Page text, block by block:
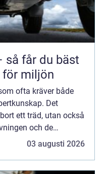
så får du bäst
miljön
ofta kräver både
Det
ett träd, utan också
och de
03 augusti 2026